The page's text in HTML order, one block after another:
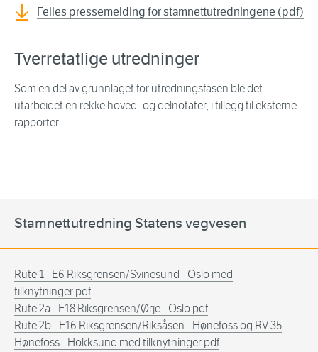
Felles pressemelding for stamnettutredningene (pdf)
Tverretatlige utredninger
Som en del av grunnlaget for utredningsfasen ble det
utarbeidet en rekke hoved- og delnotater, i tillegg til eksterne
rapporter.
Stamnettutredning Statens vegvesen
Rute 1 - E6 Riksgrensen/Svinesund - Oslo med
tilknytninger.pdf
Rute 2a - E18 Riksgrensen/Ørje - Oslo.pdf
Rute 2b - E16 Riksgrensen/Riksåsen - Hønefoss og RV 35
Hønefoss - Hokksund med tilknytninger.pdf